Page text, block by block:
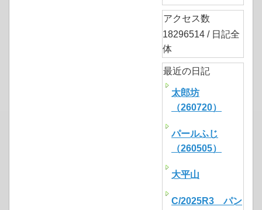
アクセス数
18296514 / 日記全
体
最近の日記
太郎坊
（260720）
パールふじ
（260505）
大平山
C/2025R3 パン